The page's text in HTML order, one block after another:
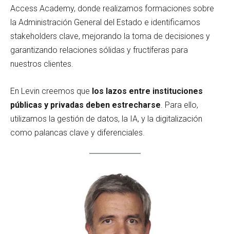
Access Academy, donde realizamos formaciones sobre
la Administración General del Estado e identificamos
stakeholders clave, mejorando la toma de decisiones y
garantizando relaciones sólidas y fructíferas para
nuestros clientes.
En Levin creemos que los lazos entre instituciones
públicas y privadas deben estrecharse . Para ello,
utilizamos la gestión de datos, la IA, y la digitalización
como palancas clave y diferenciales.